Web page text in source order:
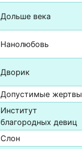
Дольше века
Нанолюбовь
Дворик
Допустимые жертвы
Институт
благородных девиц
Слон